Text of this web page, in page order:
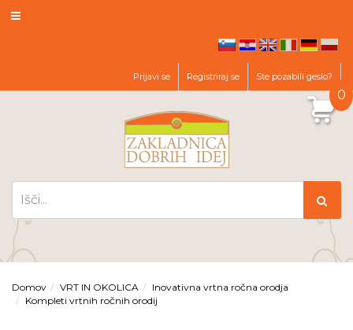
de pl
Prijavi se Registriraj se Ste pozabili geslo?
0
Domov VRT IN OKOLICA
Inovativna vrtna ročna orodja
Kompleti vrtnih ročnih orodij